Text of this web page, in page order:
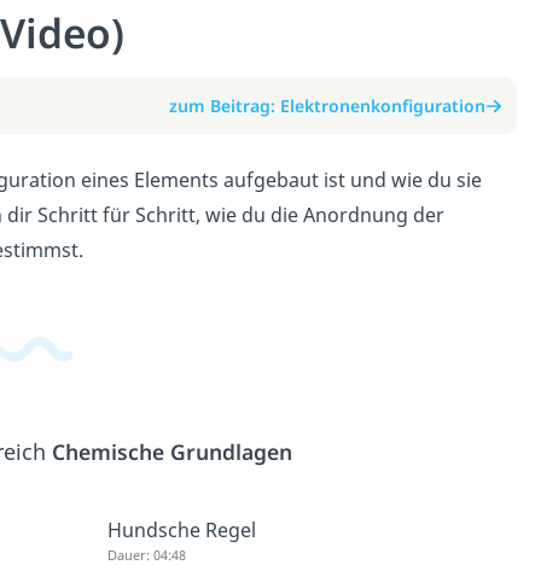
zum Beitrag: Elektronenkonfiguration
eines Elements aufgebaut ist und wie du sie
Schritt für Schritt, wie du die Anordnung der
Chemische Grundlagen
Hundsche Regel
Dauer: 04:48